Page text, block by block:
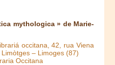
mythologica » de Marie-
occitana, 42, rua Viena
– Limoges (87)
Occitana